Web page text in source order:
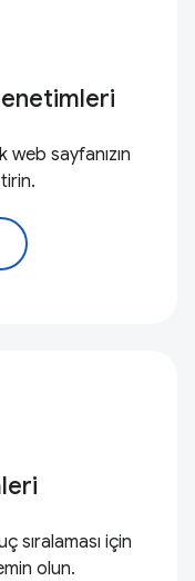
web sayfanızın
sıralaması için
olun.